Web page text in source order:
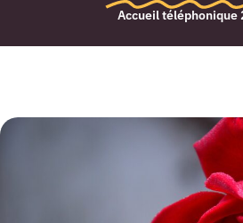
Accueil téléphonique